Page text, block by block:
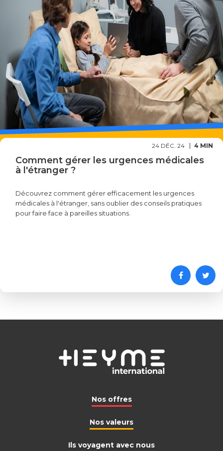
24 DÉC. 24 4 MIN
Comment gérer les urgences médicales
à l'étranger ?
Découvrez comment gérer efficacement les urgences
médicales à l'étranger, sans oublier des conseils pratiques
pour faire face à pareilles situations.
Nos offres
Nos valeurs
Ils voyagent avec nous